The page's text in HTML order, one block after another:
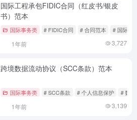
国际工程承包FIDIC合同（红皮书/银皮
书）范本
国际事务类 # FIDIC合同 # 合同范本 # 国际工
1年前 3,727
跨境数据流动协议（SCC条款）范本
国际事务类 # SCC条款 # 个人信息保护 # 数
1年前 3,139